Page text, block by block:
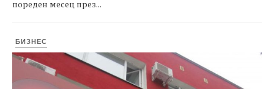
пореден месец през...
БИЗНЕС